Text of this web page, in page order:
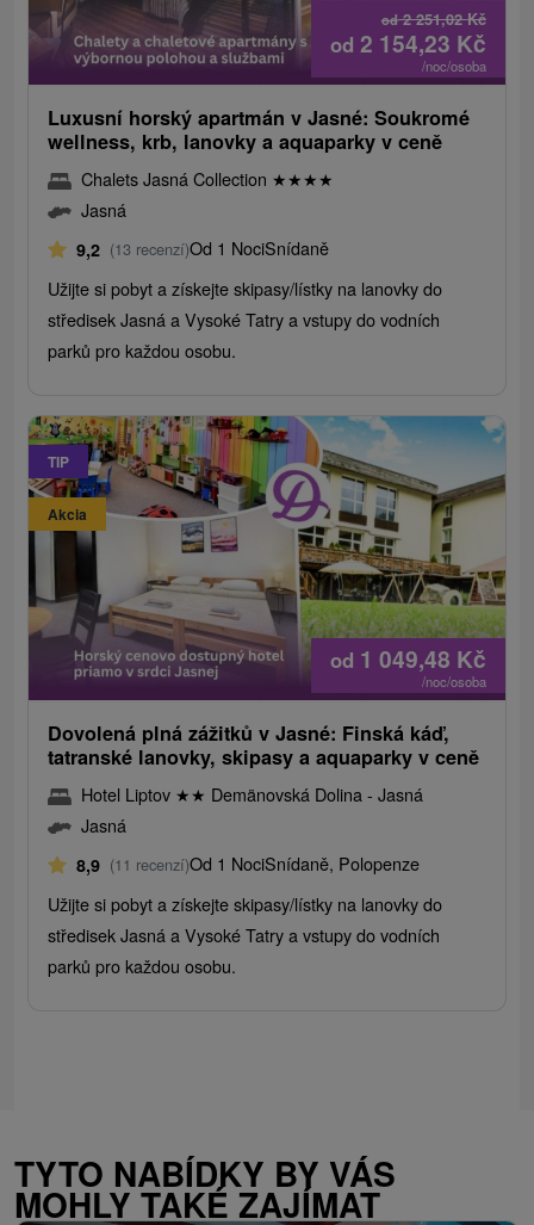
od2 251,02Kč
od 2 154,23 Kč
/noc/osoba
Luxusní horský apartmán v Jasné: Soukromé
wellness, krb, lanovky a aquaparky v ceně
Chalets Jasná Collection ★★★★
Jasná
9,2 (13 recenzí)Od 1 NociSnídaně
Užijte si pobyt a získejte skipasy/lístky na lanovky do
středisek Jasná a Vysoké Tatry a vstupy do vodních
parků pro každou osobu.
TIP
Akcia
od 1 049,48 Kč
/noc/osoba
Dovolená plná zážitků v Jasné: Finská káď,
tatranské lanovky, skipasy a aquaparky v ceně
Hotel Liptov ★★ Demänovská Dolina - Jasná
Jasná
8,9 (11 recenzí)Od 1 NociSnídaně, Polopenze
Užijte si pobyt a získejte skipasy/lístky na lanovky do
středisek Jasná a Vysoké Tatry a vstupy do vodních
parků pro každou osobu.
TYTO NABÍDKY BY VÁS
MOHLY TAKÉ ZAJÍMAT